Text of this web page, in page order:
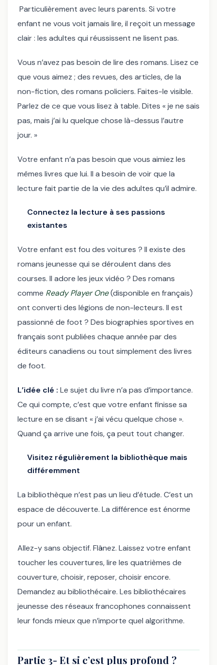
Particulièrement avec leurs parents. Si votre
enfant ne vous voit jamais lire, il reçoit un message
clair : les adultes qui réussissent ne lisent pas.
Vous n’avez pas besoin de lire des romans. Lisez ce
que vous aimez ; des revues, des articles, de la
non-fiction, des romans policiers. Faites-le visible.
Parlez de ce que vous lisez à table. Dites « je ne sais
pas, mais j’ai lu quelque chose là-dessus l’autre
jour. »
Votre enfant n’a pas besoin que vous aimiez les
mêmes livres que lui. Il a besoin de voir que la
lecture fait partie de la vie des adultes qu’il admire.
Connectez la lecture à ses passions
existantes
Votre enfant est fou des voitures ? Il existe des
romans jeunesse qui se déroulent dans des
courses. Il adore les jeux vidéo ? Des romans
comme Ready Player One(disponible en français)
ont converti des légions de non-lecteurs. Il est
passionné de foot ? Des biographies sportives en
français sont publiées chaque année par des
éditeurs canadiens ou tout simplement des livres
de foot.
L’idée clé : Le sujet du livre n’a pas d’importance.
Ce qui compte, c’est que votre enfant finisse sa
lecture en se disant « j’ai vécu quelque chose ».
Quand ça arrive une fois, ça peut tout changer.
Visitez régulièrement la bibliothèque mais
différemment
La bibliothèque n’est pas un lieu d’étude. C’est un
espace de découverte. La différence est énorme
pour un enfant.
Allez-y sans objectif. Flânez. Laissez votre enfant
toucher les couvertures, lire les quatrièmes de
couverture, choisir, reposer, choisir encore.
Demandez au bibliothécaire. Les bibliothécaires
jeunesse des réseaux francophones connaissent
leur fonds mieux que n’importe quel algorithme.
Partie 3- Et si c’est plus profond ?